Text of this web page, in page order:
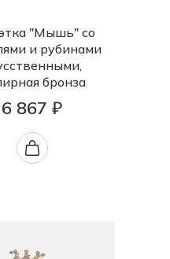
"Мышь" со
и рубинами
бронза
6 867 ₽